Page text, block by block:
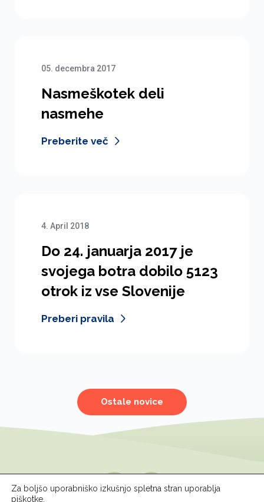
05. decembra 2017
Nasmeškotek deli
nasmehe
Preberite več
4. April 2018
Do 24. januarja 2017 je
svojega botra dobilo 5123
otrok iz vse Slovenije
Preberi pravila
Ostale novice
Spremljajte nas
Za boljšo uporabniško izkušnjo spletna stran uporablja
piškotke.